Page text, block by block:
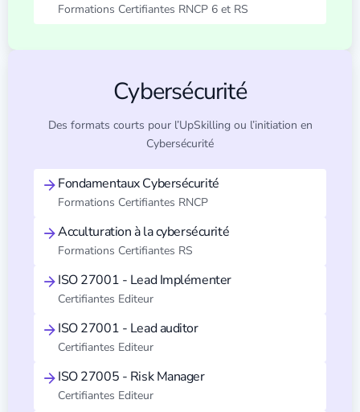
Formations Certifiantes RNCP 6 et RS
Cybersécurité
Des formats courts pour l’UpSkilling ou l’initiation en
Cybersécurité
Fondamentaux Cybersécurité
Formations Certifiantes RNCP
Acculturation à la cybersécurité
Formations Certifiantes RS
ISO 27001 - Lead Implémenter
Certifiantes Editeur
ISO 27001 - Lead auditor
Certifiantes Editeur
ISO 27005 - Risk Manager
Certifiantes Editeur